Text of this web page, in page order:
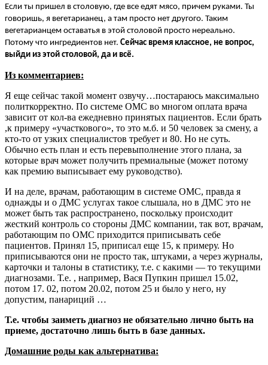
Если ты пришел в столовую, где все едят мясо, причем руками. Ты
говоришь, я вегетарианец, а там просто нет другого. Таким
вегетарианцем оставатья в этой столовой просто нереально.
Потому что ингредиентов нет. Сейчас время классное, не вопрос,
выйди из этой столовой, да и всё.
Из комментариев:
Я еще сейчас такой момент озвучу…постараюсь максимально
политкорректно. По системе ОМС во многом оплата врача
зависит от кол-ва ежедневно принятых пациентов. Если брать
,к примеру «участкового», то это м.б. и 50 человек за смену, а
кто-то от узких специалистов требует и 80. Но не суть.
Обычно есть план и есть перевыполнение этого плана, за
которые врач может получить премиальные (может потому
как премию выписывает ему руководство).
И на деле, врачам, работающим в системе ОМС, правда я
однажды и о ДМС услугах такое слышала, но в ДМС это не
может быть так распространено, поскольку происходит
жесткий контроль со стороны ДМС компании, так вот, врачам,
работающим по ОМС приходится приписывать себе
пациентов. Принял 15, приписал еще 15, к примеру. Но
приписываются они не просто так, штуками, а через журналы,
карточки и талоны в статистику, т.е. с какими — то текущими
диагнозами. Т.е. , например, Вася Пупкин пришел 15.02,
потом 17. 02, потом 20.02, потом 25 и было у него, ну
допустим, панариций …
Т.е. чтобы заиметь диагноз не обязательно лично быть на
приеме, достаточно лишь быть в базе данных.
Домашние роды как альтернатива: